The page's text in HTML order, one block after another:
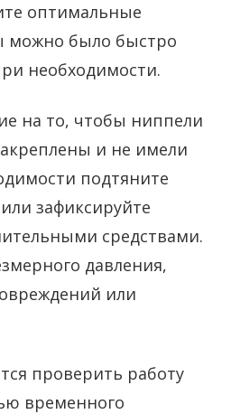
оптимальные
можно было быстро
необходимости.
на то, чтобы ниппели
и не имели
подтяните
зафиксируйте
средствами.
давления,
или
проверить работу
временного